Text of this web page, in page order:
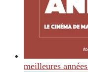
meilleures années